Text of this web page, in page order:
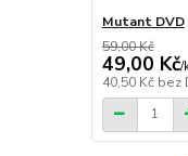
Mutant DVD
59,00 Kč
49,00 Kč/
40,50 Kč bez